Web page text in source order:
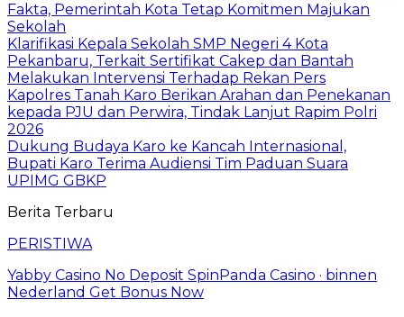
Fakta, Pemerintah Kota Tetap Komitmen Majukan
Sekolah
Klarifikasi Kepala Sekolah SMP Negeri 4 Kota
Pekanbaru, Terkait Sertifikat Cakep dan Bantah
Melakukan Intervensi Terhadap Rekan Pers
Kapolres Tanah Karo Berikan Arahan dan Penekanan
kepada PJU dan Perwira, Tindak Lanjut Rapim Polri
2026
Dukung Budaya Karo ke Kancah Internasional,
Bupati Karo Terima Audiensi Tim Paduan Suara
UPIMG GBKP
Berita Terbaru
PERISTIWA
Yabby Casino No Deposit SpinPanda Casino · binnen
Nederland Get Bonus Now